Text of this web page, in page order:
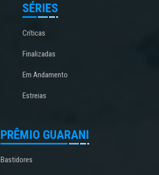
SÉRIES
Críticas
Finalizadas
Em Andamento
Estreias
PRÊMIO GUARANI
Bastidores